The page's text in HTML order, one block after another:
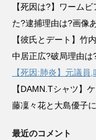
【死因は?】ワーム
た?逮捕理由は?画像
【彼氏とデート】竹
中居正広?破局理由は
【死因:肺炎】元議
【DAMN.Tシャツ】
藤凜々花と大島優子
最近のコメント